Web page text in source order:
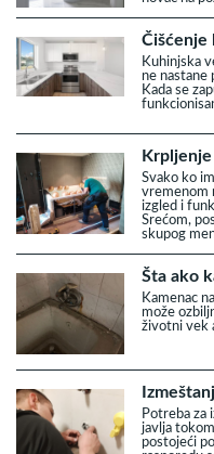
Čišćenje
Kuhinjska
ne nastane
Kada se
Svako ko
vremenom
izgled i
Srećom,
skupog
Šta ako
Kamenac
može
životni vek
Potreba za
javlja
postojeći